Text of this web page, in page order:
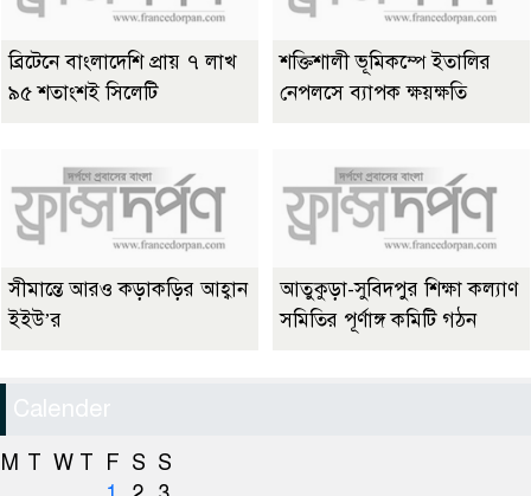
ব্রিটেনে বাংলাদেশি প্রায় ৭ লাখ
৯৫ শতাংশই সিলেটি
শক্তিশালী ভূমিকম্পে ইতালির
নেপলসে ব্যাপক ক্ষয়ক্ষতি
সীমান্তে আরও কড়াকড়ির আহ্বান
ইইউ’র
আতুকুড়া-সুবিদপুর শিক্ষা কল্যাণ
সমিতির পূর্ণাঙ্গ কমিটি গঠন
Calender
M T W T F S S